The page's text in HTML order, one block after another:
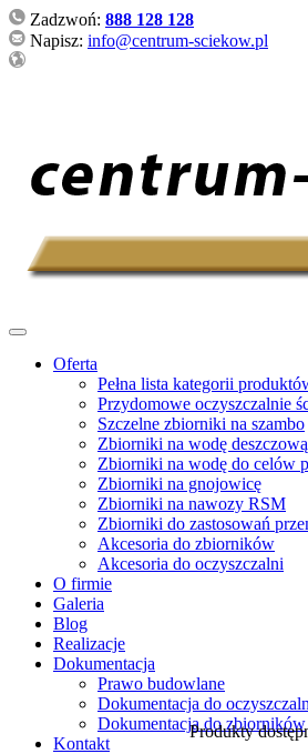
Zadzwoń: 888 128 128
Napisz: info@centrum-sciekow.pl
Oferta
Pełna lista kategorii
Przydomowe oczyszczalnie
Szczelne zbiorniki na szambo
Zbiorniki na wodę deszczową
Zbiorniki na wodę do celów
Zbiorniki na gnojowicę
Zbiorniki na nawozy RSM
Zbiorniki do zastosowań
Akcesoria do zbiorników
Akcesoria do oczyszczalni
O firmie
Galeria
Blog
Realizacje
Dokumentacja
Prawo budowlane
Dokumentacja do
Dokumentacja do zbiorników
Kontakt
Produkty